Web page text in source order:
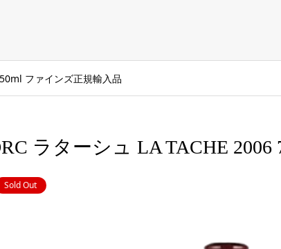
ファインズ正規輸入品
ラターシュ LA TACHE
Sold Out